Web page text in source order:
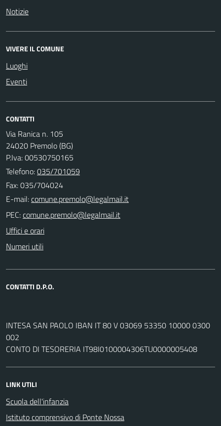
Notizie
VIVERE IL COMUNE
Luoghi
Eventi
CONTATTI
Via Ranica n. 105
24020 Premolo (BG)
P.Iva: 00530750165
Telefono:035/701059
Fax: 035/704024
E-mail:
PEC:
Uffici e orari
Numeri utili
CONTATTI D.P.O.
INTESA SAN PAOLO IBAN IT 80 V 03069 53350 10000 0300
002
CONTO DI TESORERIA IT98I0100004306TU0000005408
LINK UTILI
Scuola dell'infanzia
Istituto comprensivo di Ponte Nossa